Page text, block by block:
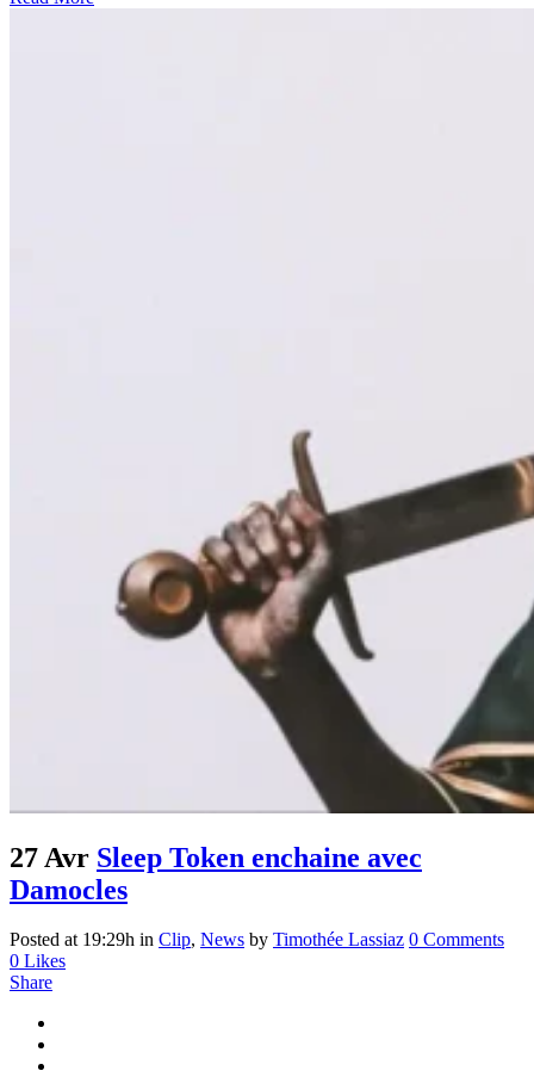
27 Avr Sleep Token enchaine avec
Damocles
Posted at 19:29h in Clip, News by Timothée Lassiaz 0 Comments
0 Likes
Share